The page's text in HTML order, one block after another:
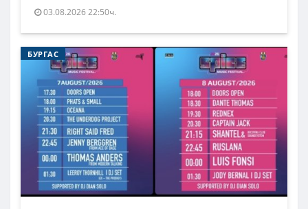
03.08.2026 22:50ч.
БУРГАС